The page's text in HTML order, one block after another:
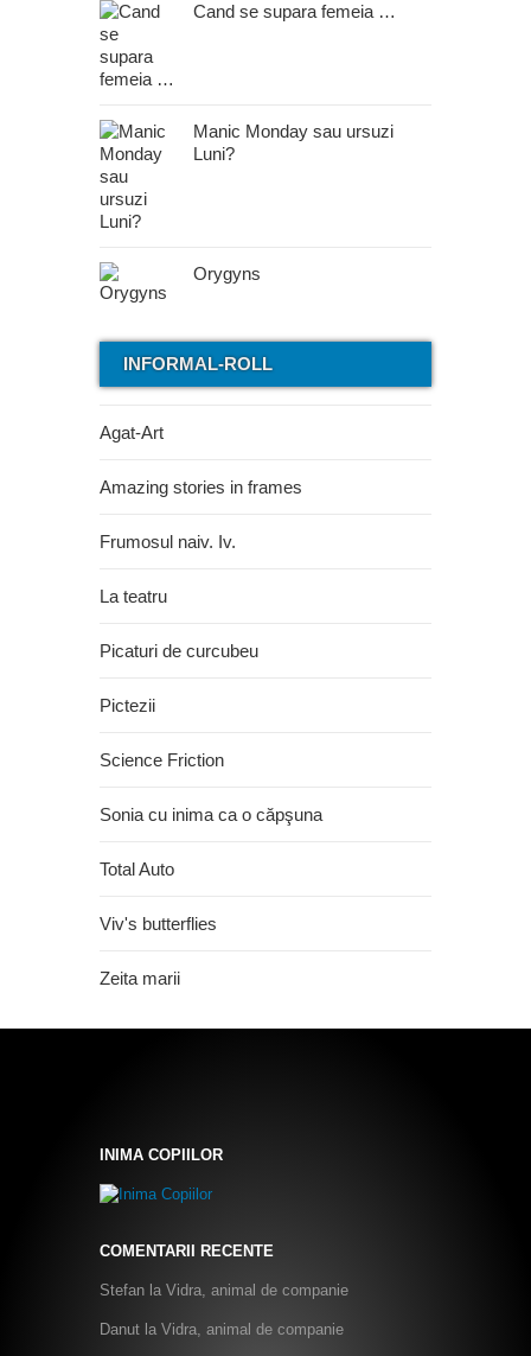
Cand se supara femeia …
Manic Monday sau ursuzi
Luni?
Orygyns
INFORMAL-ROLL
Agat-Art
Amazing stories in frames
Frumosul naiv. Iv.
La teatru
Picaturi de curcubeu
Pictezii
Science Friction
Sonia cu inima ca o căpşuna
Total Auto
Viv's butterflies
Zeita marii
INIMA COPIILOR
COMENTARII RECENTE
Stefan la Vidra, animal de companie
Danut la Vidra, animal de companie